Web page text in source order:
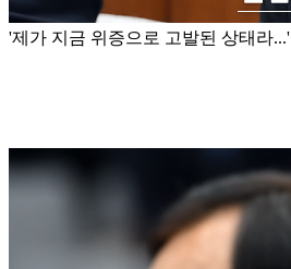
'제가 지금 위증으로 고발된 상태라...'